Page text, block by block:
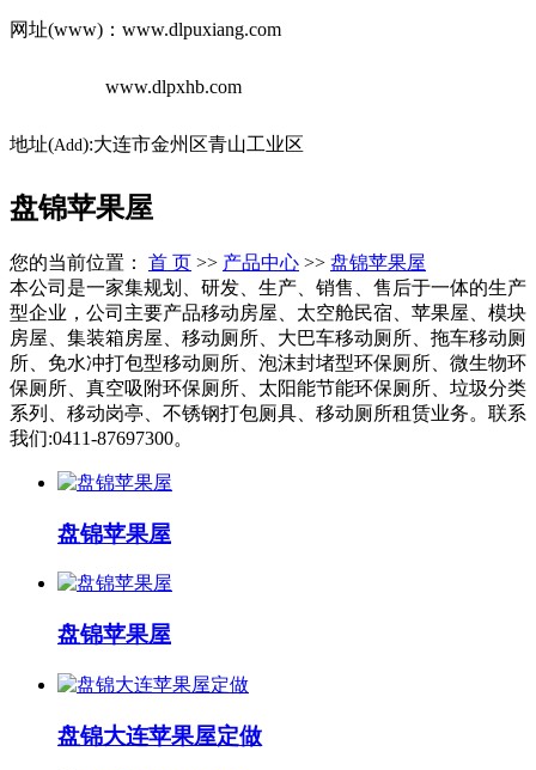
网址(www)：www.dlpuxiang.com
www.dlpxhb.com
地址(Add):大连市金州区青山工业区
盘锦苹果屋
您的当前位置： 首 页 >> 产品中心 >> 盘锦苹果屋
本公司是一家集规划、研发、生产、销售、售后于一体的生产
型企业，公司主要产品移动房屋、太空舱民宿、苹果屋、模块
房屋、集装箱房屋、移动厕所、大巴车移动厕所、拖车移动厕
所、免水冲打包型移动厕所、泡沫封堵型环保厕所、微生物环
保厕所、真空吸附环保厕所、太阳能节能环保厕所、垃圾分类
系列、移动岗亭、不锈钢打包厕具、移动厕所租赁业务。联系
我们:0411-87697300。
盘锦苹果屋
盘锦苹果屋
盘锦大连苹果屋定做